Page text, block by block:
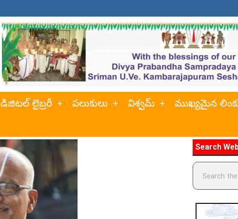
డిజిటల్ లైబ్రరీ పలుకులు విశ్వమ్ ముఖ్యమైన
Search